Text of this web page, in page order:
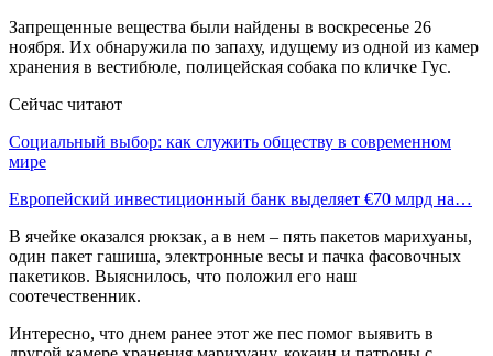
Запрещенные вещества были найдены в воскресенье 26
ноября. Их обнаружила по запаху, идущему из одной из камер
хранения в вестибюле, полицейская собака по кличке Гус.
Сейчас читают
Социальный выбор: как служить обществу в современном
мире
Европейский инвестиционный банк выделяет €70 млрд на…
В ячейке оказался рюкзак, а в нем – пять пакетов марихуаны,
один пакет гашиша, электронные весы и пачка фасовочных
пакетиков. Выяснилось, что положил его наш
соотечественник.
Интересно, что днем ранее этот же пес помог выявить в